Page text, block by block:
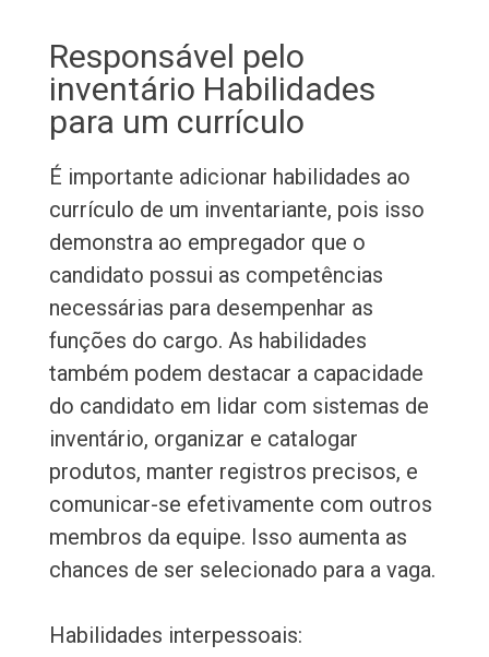
Responsável pelo
inventário Habilidades
para um currículo
É importante adicionar habilidades ao
currículo de um inventariante, pois isso
demonstra ao empregador que o
candidato possui as competências
necessárias para desempenhar as
funções do cargo. As habilidades
também podem destacar a capacidade
do candidato em lidar com sistemas de
inventário, organizar e catalogar
produtos, manter registros precisos, e
comunicar-se efetivamente com outros
membros da equipe. Isso aumenta as
chances de ser selecionado para a vaga.
Habilidades interpessoais: